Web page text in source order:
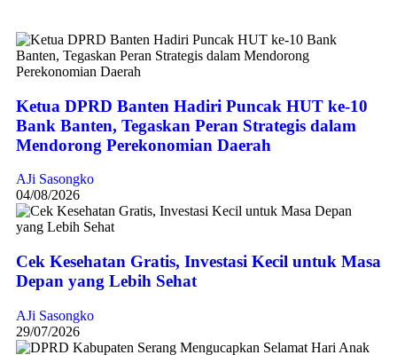
Ketua DPRD Banten Hadiri Puncak HUT ke-10
Bank Banten, Tegaskan Peran Strategis dalam
Mendorong Perekonomian Daerah
AJi Sasongko
04/08/2026
Cek Kesehatan Gratis, Investasi Kecil untuk Masa
Depan yang Lebih Sehat
AJi Sasongko
29/07/2026